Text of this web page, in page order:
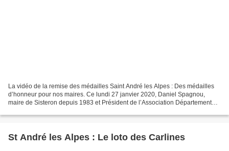
La vidéo de la remise des médailles Saint André les Alpes : Des médailles
d’honneur pour nos maires. Ce lundi 27 janvier 2020, Daniel Spagnou,
maire de Sisteron depuis 1983 et Président de l’Association Départementale
St André les Alpes : Le loto des Carlines